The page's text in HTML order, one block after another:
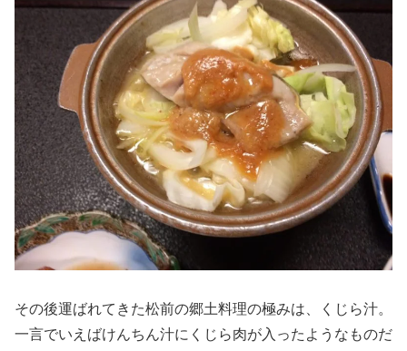
その後運ばれてきた松前の郷土料理の極みは、くじら汁。
一言でいえばけんちん汁にくじら肉が入ったようなものだ